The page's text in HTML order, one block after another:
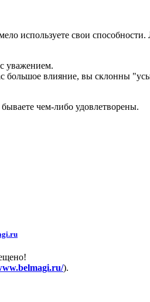
используете свои
уважением.
большое влияние, вы склонны
чем-либо удовлетворены.
).